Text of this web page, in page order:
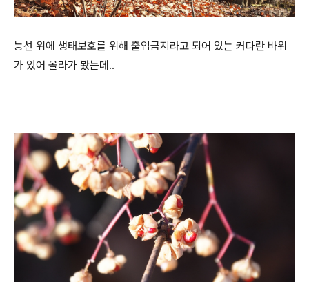
능선 위에 생태보호를 위해 출입금지라고 되어 있는 커다란 바위
가 있어 올라가 봤는데..